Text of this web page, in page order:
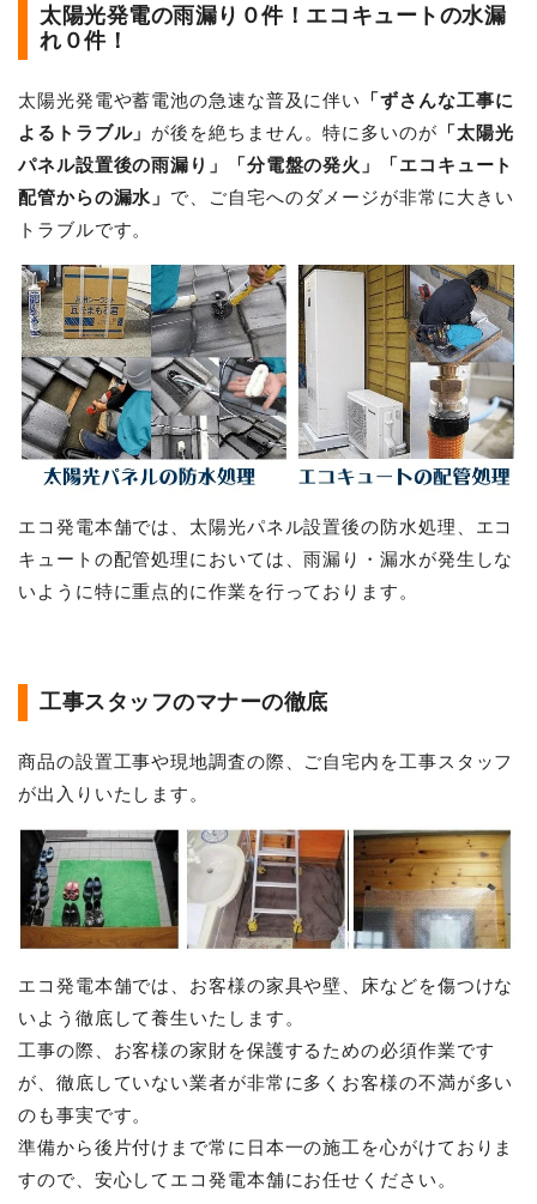
太陽光発電の雨漏り０件！エコキュートの水漏
れ０件！
太陽光発電や蓄電池の急速な普及に伴い
「ずさんな工事に
よるトラブル」 が後を絶ちません。特に多いのが 「太陽光
パネル設置後の雨漏り」「分電盤の発火」「エコキュート
配管からの漏水」 で、ご自宅へのダメージが非常に大きい
トラブルです。
エコ発電本舗では、太陽光パネル設置後の防水処理、エコ
キュートの配管処理においては、雨漏り・漏水が発生しな
いように特に重点的に作業を行っております。
工事スタッフのマナーの徹底
商品の設置工事や現地調査の際、ご自宅内を工事スタッフ
が出入りいたします。
エコ発電本舗では、お客様の家具や壁、床などを傷つけな
いよう徹底して養生いたします。
工事の際、お客様の家財を保護するための必須作業です
が、徹底していない業者が非常に多くお客様の不満が多い
のも事実です。
準備から後片付けまで常に日本一の施工を心がけておりま
すので、安心してエコ発電本舗にお任せください。